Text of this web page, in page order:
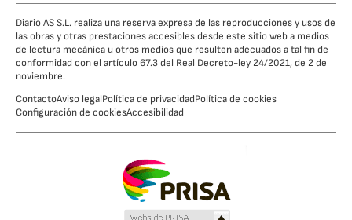
Diario AS S.L. realiza una reserva expresa de las reproducciones y usos de
las obras y otras prestaciones accesibles desde este sitio web a medios
de lectura mecánica u otros medios que resulten adecuados a tal fin de
conformidad con el artículo 67.3 del Real Decreto-ley 24/2021, de 2 de
noviembre.
ContactoAviso legalPolítica de privacidadPolítica de cookies
Configuración de cookiesAccesibilidad